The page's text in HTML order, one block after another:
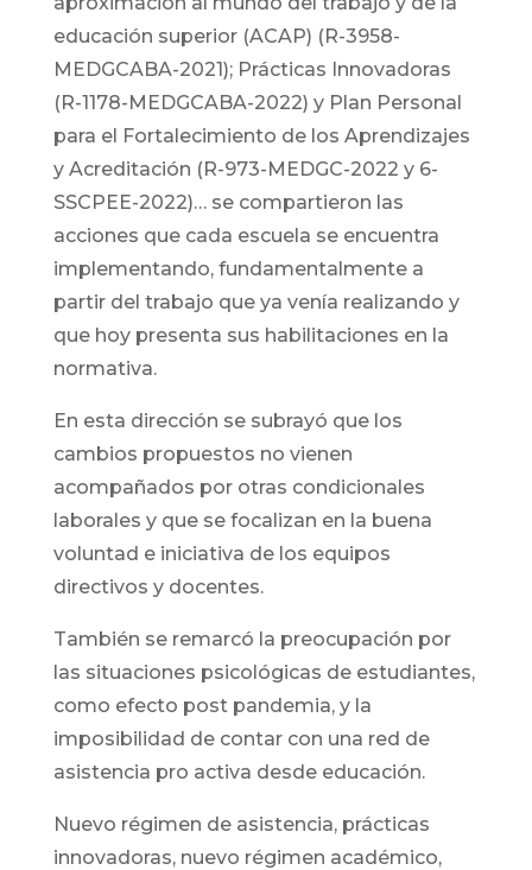
educación superior (ACAP) (R-3958-
MEDGCABA-2021); Prácticas Innovadoras
(R-1178-MEDGCABA-2022) y Plan Personal
para el Fortalecimiento de los Aprendizajes
y Acreditación (R-973-MEDGC-2022 y 6-
SSCPEE-2022)… se compartieron las
acciones que cada escuela se encuentra
implementando, fundamentalmente a
partir del trabajo que ya venía realizando y
que hoy presenta sus habilitaciones en la
normativa.
En esta dirección se subrayó que los
cambios propuestos no vienen
acompañados por otras condicionales
laborales y que se focalizan en la buena
voluntad e iniciativa de los equipos
directivos y docentes.
También se remarcó la preocupación por
las situaciones psicológicas de estudiantes,
como efecto post pandemia, y la
imposibilidad de contar con una red de
asistencia pro activa desde educación.
Nuevo régimen de asistencia, prácticas
innovadoras, nuevo régimen académico,